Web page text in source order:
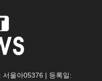
서울아05376 | 등록일: